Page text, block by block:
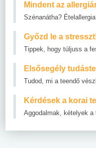
Mindent az
Szénanátha?
Győzd le a
Tippek, hogy túljuss a
Elsősegély
Tudod, mi a teendő
Kérdések a korai
Aggodalmak, kételyek a